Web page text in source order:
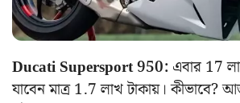
Ducati Supersport 950: এবার 17
যাবেন মাত্র 1.7 লাখ টাকায়। কীভাবে?